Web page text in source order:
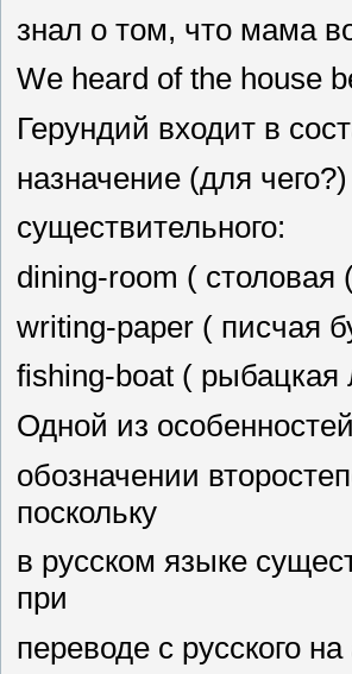
знал о том, что мама
We heard of the house
Герундий входит в
назначение (для
существительного:
dining-room ( столовая
writing-paper ( писчая
fishing-boat ( рыбацкая
Одной из
обозначении
поскольку
в русском языке
при
переводе с русского